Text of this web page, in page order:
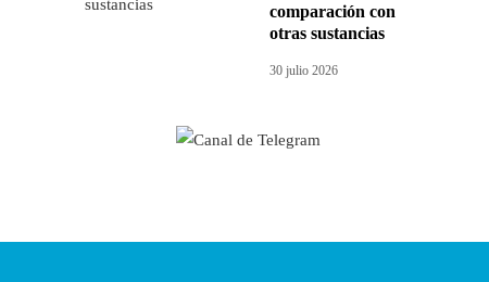
comparación con
otras sustancias
30 julio 2026